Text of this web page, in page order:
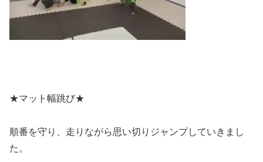
★マット幅跳び★
順番を守り、走りながら思い切りジャンプしていきまし
た。